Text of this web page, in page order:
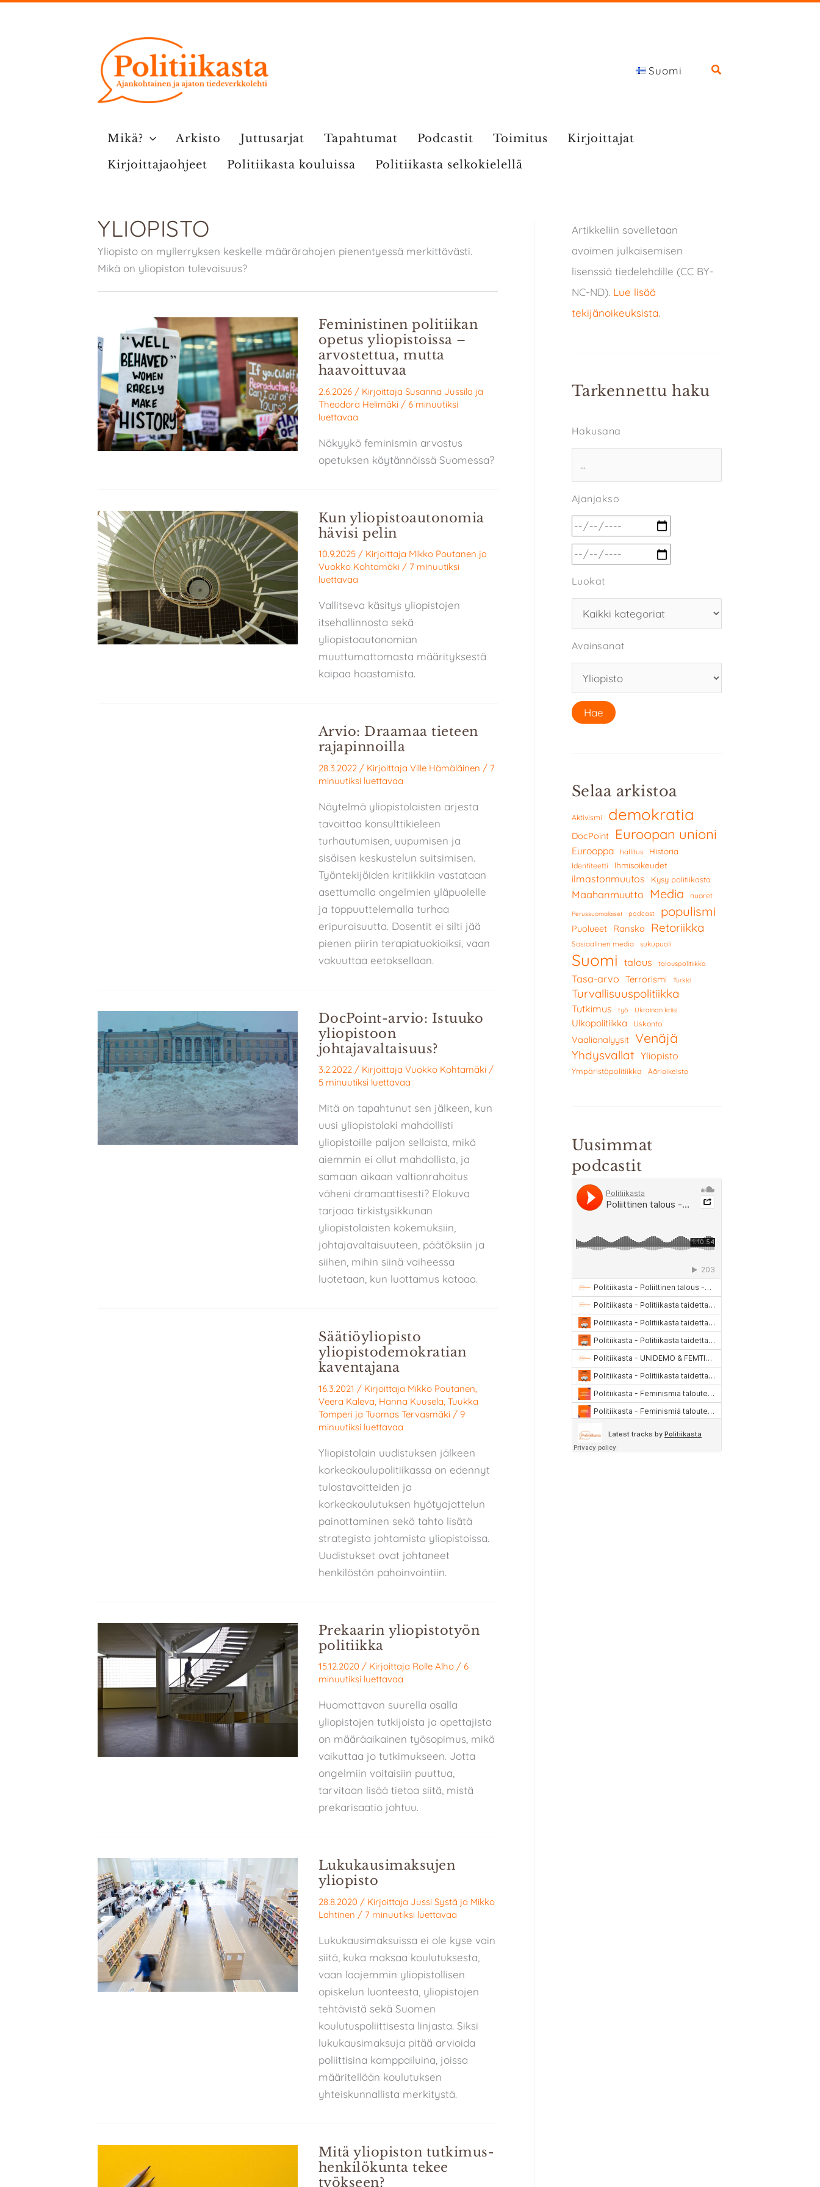
Suomi
Mikä? Arkisto Juttusarjat Tapahtumat Podcastit Toimitus
Kirjoittajat
Kirjoittajaohjeet
Politiikasta kouluissa Politiikasta selkokielellä
YLIOPISTO
Yliopisto on myllerryksen keskelle määrärahojen pienentyessä merkittävästi.
Mikä on yliopiston tulevaisuus?
Feministinen politiikan
opetus yliopistoissa –
arvostettua, mutta
haavoittuvaa
2.6.2026 / Kirjoittaja Susanna Jussila ja
Theodora Helimäki/ 6 minuutiksi
luettavaa
Näkyykö feminismin arvostus
opetuksen käytännöissä Suomessa?
Kun yliopistoautonomia
hävisi pelin
10.9.2025 / Kirjoittaja Mikko Poutanen ja
Vuokko Kohtamäki/ 7 minuutiksi
luettavaa
Vallitseva käsitys yliopistojen
itsehallinnosta sekä
yliopistoautonomian
muuttumattomasta määrityksestä
kaipaa haastamista.
Arvio: Draamaa tieteen
rajapinnoilla
28.3.2022 / Kirjoittaja Ville Hämäläinen / 7
minuutiksi luettavaa
Näytelmä yliopistolaisten arjesta
tavoittaa konsulttikieleen
turhautumisen, uupumisen ja
sisäisen keskustelun suitsimisen.
Työntekijöiden kritiikkiin vastataan
asettumalla ongelmien yläpuolelle
ja toppuuttelemalla turhaa
eripuraisuutta. Dosentit ei silti jää
pienen piirin terapiatuokioiksi, vaan
vakuuttaa eetoksellaan.
DocPoint-arvio: Istuuko
yliopistoon
johtajavaltaisuus?
3.2.2022 / Kirjoittaja Vuokko Kohtamäki/
5 minuutiksi luettavaa
Mitä on tapahtunut sen jälkeen, kun
uusi yliopistolaki mahdollisti
yliopistoille paljon sellaista, mikä
aiemmin ei ollut mahdollista, ja
samaan aikaan valtionrahoitus
väheni dramaattisesti? Elokuva
tarjoaa tirkistysikkunan
yliopistolaisten kokemuksiin,
johtajavaltaisuuteen, päätöksiin ja
siihen, mihin siinä vaiheessa
luotetaan, kun luottamus katoaa.
Säätiöyliopisto
yliopistodemokratian
kaventajana
16.3.2021 / Kirjoittaja Mikko Poutanen
Veera Kaleva Hanna Kuusela Tuukka
Tomperija Tuomas Tervasmäki/ 9
minuutiksi luettavaa
Yliopistolain uudistuksen jälkeen
korkeakoulupolitiikassa on edennyt
tulostavoitteiden ja
korkeakoulutuksen hyötyajattelun
painottaminen sekä tahto lisätä
strategista johtamista yliopistoissa.
Uudistukset ovat johtaneet
henkilöstön pahoinvointiin.
Prekaarin yliopistotyön
politiikka
15.12.2020 / Kirjoittaja Rolle Alho/ 6
minuutiksi luettavaa
Huomattavan suurella osalla
yliopistojen tutkijoista ja opettajista
on määräaikainen työsopimus, mikä
vaikuttaa jo tutkimukseen. Jotta
ongelmiin voitaisiin puuttua,
tarvitaan lisää tietoa siitä, mistä
prekarisaatio johtuu.
Lukukausimaksujen
yliopisto
28.8.2020 / Kirjoittaja Jussi Systä ja Mikko
Lahtinen / 7 minuutiksi luettavaa
Lukukausimaksuissa ei ole kyse vain
siitä, kuka maksaa koulutuksesta,
vaan laajemmin yliopistollisen
opiskelun luonteesta, yliopistojen
tehtävistä sekä Suomen
koulutuspoliittisesta linjasta. Siksi
lukukausimaksuja pitää arvioida
poliittisina kamppailuina, joissa
määritellään koulutuksen
yhteiskunnallista merkitystä.
Mitä yliopiston tutkimus­
henkilökunta tekee
työkseen?
Artikkeliin sovelletaan
avoimen julkaisemisen
lisenssiä tiedelehdille (CC BY-
NC-ND). Lue lisää
tekijänoikeuksista.
Tarkennettu haku
Hakusana
Ajanjakso
Luokat
Avainsanat
Selaa arkistoa
Aktivismi demokratia
DocPoint Euroopan unioni
Eurooppa hallitus Historia
Identiteetti Ihmisoikeudet
ilmastonmuutos Kysy politiikasta
Maahanmuutto Media nuoret
Perussuomalaiset podcast populismi
Puolueet Ranska Retoriikka
Sosiaalinen media sukupuoli
Suomi talous talouspolitiikka
Tasa-arvo Terrorismi Turkki
Turvallisuuspolitiikka
Tutkimus työ Ukrainan kriisi
Ulkopolitiikka Uskonto
Vaalianalyysit Venäjä
Yhdysvallat Yliopisto
Ympäristöpolitiikka Äärioikeisto
Uusimmat
podcastit